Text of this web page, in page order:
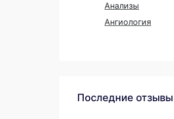
Анализы
Ангиология
Последние